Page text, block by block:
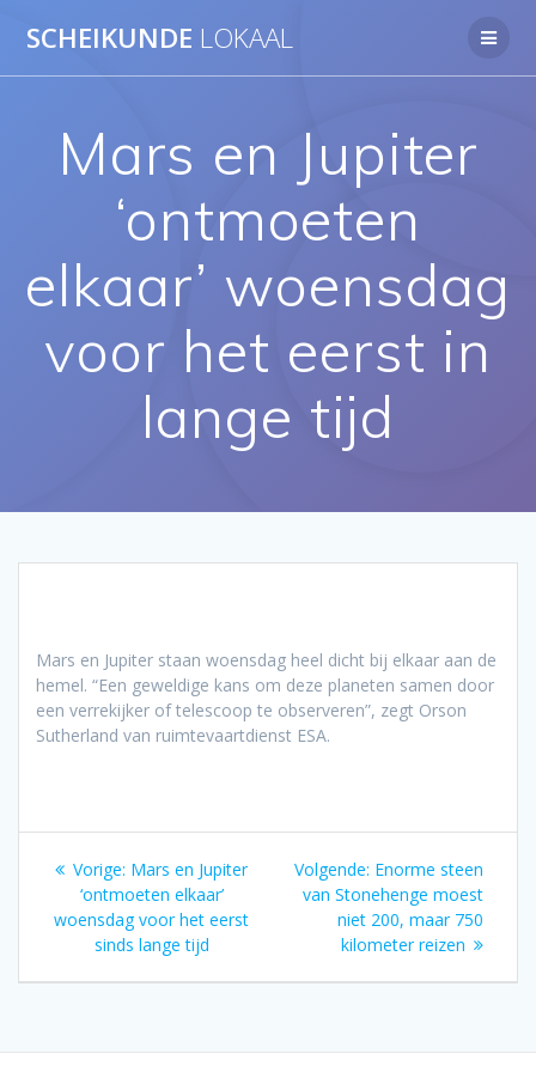
naar
SCHEIKUNDE LOKAAL
Mars en Jupiter
‘ontmoeten
elkaar’ woensdag
voor het eerst in
lange tijd
Mars en Jupiter staan woensdag heel dicht bij elkaar aan de
hemel. “Een geweldige kans om deze planeten samen door
een verrekijker of telescoop te observeren”, zegt Orson
Sutherland van ruimtevaartdienst ESA.
Bericht
navigatie
Vorige: Vorig
bericht:
Mars en Jupiter
‘ontmoeten elkaar’
woensdag voor het eerst
sinds lange tijd
Volgende: Volgend
bericht:
Enorme steen
van Stonehenge moest
niet 200, maar 750
kilometer reizen